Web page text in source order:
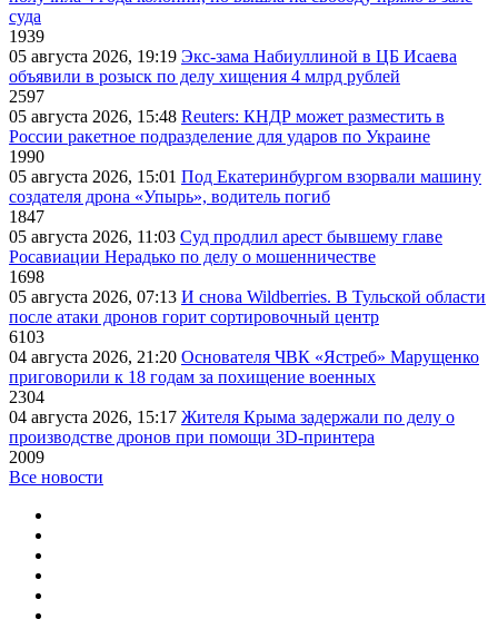
суда
1939
05 августа 2026, 19:19 Экс-зама Набиуллиной в ЦБ Исаева
объявили в розыск по делу хищения 4 млрд рублей
2597
05 августа 2026, 15:48 Reuters: КНДР может разместить в
России ракетное подразделение для ударов по Украине
1990
05 августа 2026, 15:01 Под Екатеринбургом взорвали машину
создателя дрона «Упырь», водитель погиб
1847
05 августа 2026, 11:03 Суд продлил арест бывшему главе
Росавиации Нерадько по делу о мошенничестве
1698
05 августа 2026, 07:13 И снова Wildberries. В Тульской области
после атаки дронов горит сортировочный центр
6103
04 августа 2026, 21:20 Основателя ЧВК «Ястреб» Марущенко
приговорили к 18 годам за похищение военных
2304
04 августа 2026, 15:17 Жителя Крыма задержали по делу о
производстве дронов при помощи 3D‑принтера
2009
Все новости